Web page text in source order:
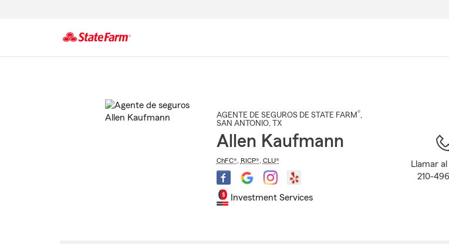
AGENTE DE SEGUROS DE STATE FARM®,
SAN ANTONIO, TX
Allen Kaufmann
ChFC®, RICP®, CLU®
Investment Services
Llamar
210-